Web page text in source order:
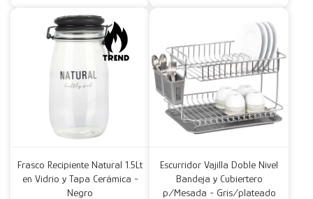
Frasco Recipiente Natural 1.5Lt
en Vidrio y Tapa Cerámica -
Negro
Escurridor Vajilla Doble Nivel
Bandeja y Cubiertero
p/Mesada - Gris/plateado